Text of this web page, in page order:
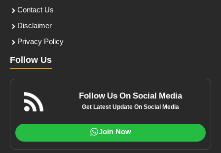
Contact Us
Disclaimer
Privacy Policy
Follow Us
Follow Us On Social Media
Get Latest Update On Social Media
Join Now